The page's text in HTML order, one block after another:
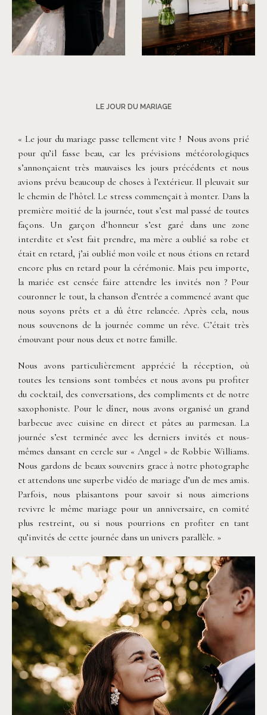
LE JOUR DU MARIAGE
« Le jour du mariage passe tellement vite ! Nous avons prié
pour qu’il fasse beau, car les prévisions météorologiques
s’annonçaient très mauvaises les jours précédents et nous
avions prévu beaucoup de choses à l’extérieur. Il pleuvait sur
le chemin de l’hôtel. Le stress commençait à monter. Dans la
première moitié de la journée, tout s’est mal passé de toutes
façons. Un garçon d’honneur s’est garé dans une zone
interdite et s’est fait prendre, ma mère a oublié sa robe et
était en retard, j’ai oublié mon voile et nous étions en retard
encore plus en retard pour la cérémonie. Mais peu importe,
la mariée est censée faire attendre les invités non ? Pour
couronner le tout, la chanson d’entrée a commencé avant que
nous soyons prêts et a dû être relancée. Après cela, nous
nous souvenons de la journée comme un rêve. C’était très
émouvant pour nous deux et notre famille.
Nous avons particulièrement apprécié la réception, où
toutes les tensions sont tombées et nous avons pu profiter
du cocktail, des conversations, des compliments et de notre
saxophoniste. Pour le dîner, nous avons organisé un grand
barbecue avec cuisine en direct et pâtes au parmesan. La
journée s’est terminée avec les derniers invités et nous-
mêmes dansant en cercle sur « Angel » de Robbie Williams.
Nous gardons de beaux souvenirs grace à notre photographe
et attendons une superbe vidéo de mariage d’un de mes amis.
Parfois, nous plaisantons pour savoir si nous aimerions
revivre le même mariage pour un anniversaire, en comité
plus restreint, ou si nous pourrions en profiter en tant
qu’invités de cette journée dans un univers parallèle. »